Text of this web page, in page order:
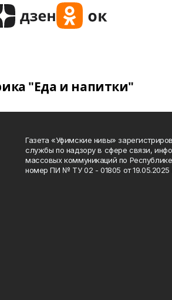
"Еда и напитки"
Газета «Уфимские нивы»
службы по надзору в сфере связи,
массовых коммуникаций по
номер ПИ № ТУ 02 - 01805 от 19.05.2025